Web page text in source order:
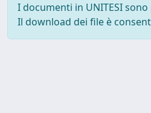
I documenti in UNITESI
Il download dei file è